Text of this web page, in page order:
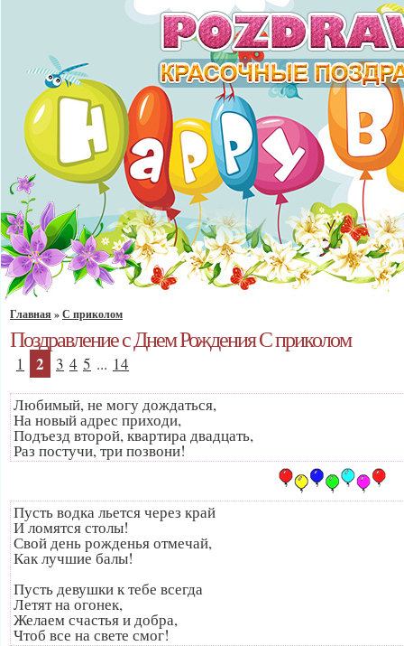
Главная »С приколом
Поздравление с Днем Рождения С приколом
1 2 3 4 5 ... 14
Любимый, не могу дождаться,
На новый адрес приходи,
Подъезд второй, квартира двадцать,
Раз постучи, три позвони!
Пусть водка льется через край
И ломятся столы!
Свой день рожденья отмечай,
Как лучшие балы!
Пусть девушки к тебе всегда
Летят на огонек,
Желаем счастья и добра,
Чтоб все на свете смог!